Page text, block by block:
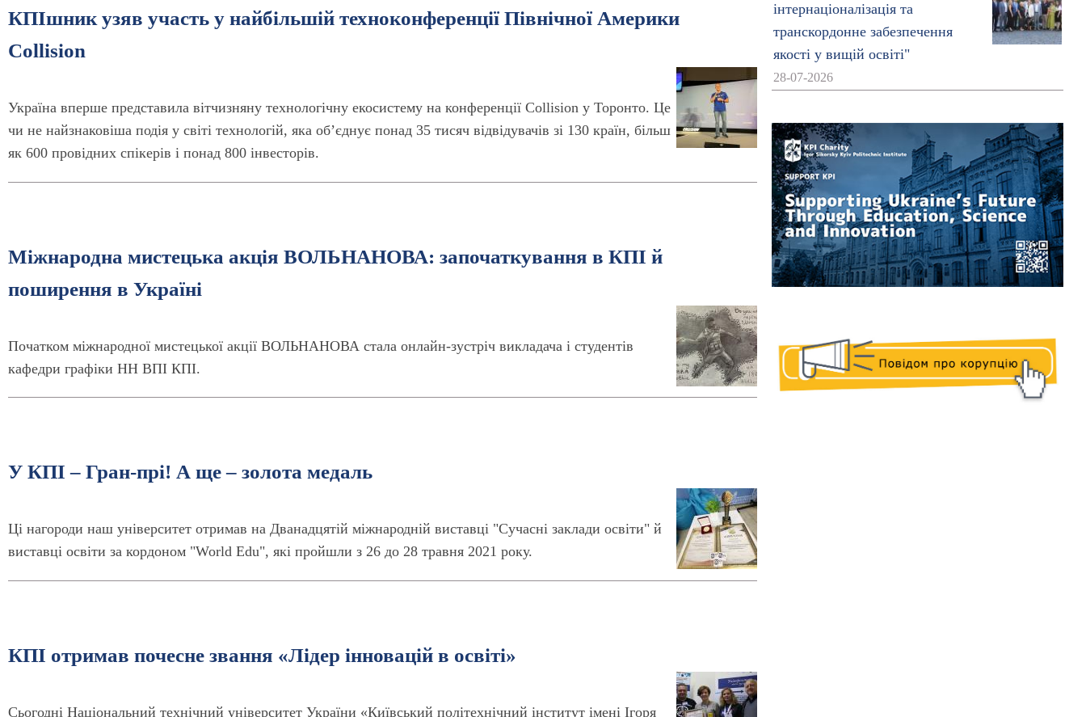
КПІшник узяв участь у найбільшій техноконференції Північної Америки
Collision
Україна вперше представила вітчизняну технологічну екосистему на конференції Collision у Торонто. Це
чи не найзнаковіша подія у світі технологій, яка об’єднує понад 35 тисяч відвідувачів зі 130 країн, більш
як 600 провідних спікерів і понад 800 інвесторів.
Міжнародна мистецька акція ВОЛЬНАНОВА: започаткування в КПІ й
поширення в Україні
Початком міжнародної мистецької акції ВОЛЬНАНОВА стала онлайн-зустріч викладача і студентів
кафедри графіки НН ВПІ КПІ.
У КПІ – Гран-прі! А ще – золота медаль
Ці нагороди наш університет отримав на Дванадцятій міжнародній виставці "Сучасні заклади освіти" й
виставці освіти за кордоном "World Edu", які пройшли з 26 до 28 травня 2021 року.
КПІ отримав почесне звання «Лідер інновацій в освіті»
Сьогодні Національний технічний університет України «Київський політехнічний інститут імені Ігоря
інтернаціоналізація та
транскордонне забезпечення
якості у вищій освіті"
28-07-2026